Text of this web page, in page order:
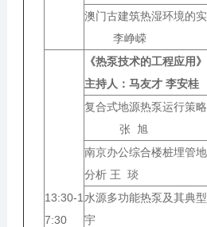
澳门古建筑热湿环境的
李峥嵘
13:30-1
7:30
《热泵技术的工程应用
主持人： 马友才 李安桂
复合式地源热泵运行策
张 旭
南京办公综合楼桩埋管
分析 王 琰
水源多功能热泵
宇